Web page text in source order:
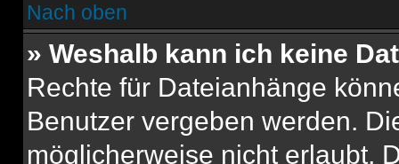
Nach oben
» Weshalb kann ich keine
Rechte für Dateianhänge
Benutzer vergeben werden.
möglicherweise nicht erlaubt,